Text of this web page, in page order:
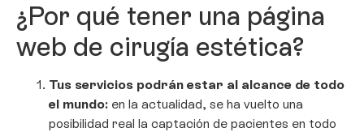
¿Por qué tener una página
web de cirugía estética?
Tus servicios podrán estar al alcance de todo
el mundo: en la actualidad, se ha vuelto una
posibilidad real la captación de pacientes en todo